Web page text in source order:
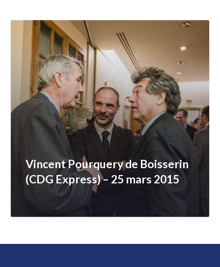
Vincent Pourquery de Boisserin
(CDG Express) – 25 mars 2015